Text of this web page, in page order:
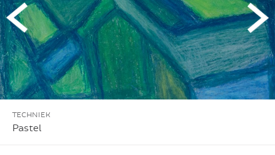
TECHNIEK
Pastel